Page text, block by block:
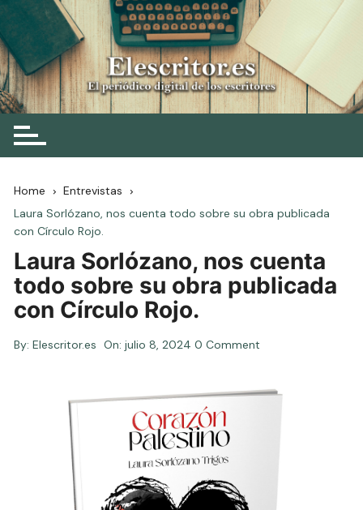
Skip
to
content
Elescritor.es
El periódico digital de los escritores
Home
Entrevistas
Laura Sorlózano, nos cuenta todo sobre su obra publicada
con Círculo Rojo.
Laura Sorlózano, nos cuenta
todo sobre su obra publicada
con Círculo Rojo.
By: Elescritor.es On:julio 8, 2024 0 Comment